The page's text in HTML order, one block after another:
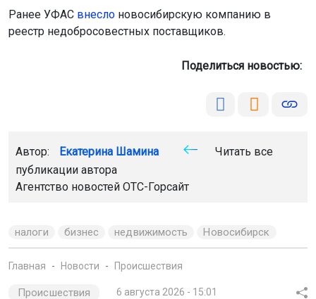
Ранее УФАС внесло новосибирскую компанию в
реестр недобросовестных поставщиков.
Поделиться новостью:
Автор: Екатерина Шамина
Читать все
публикации автора
Агентство новостей ОТС-Горсайт
налоги бизнес недвижимость Новосибирск
Главная Новости Происшествия
Происшествия 6 августа 2026 - 15:01